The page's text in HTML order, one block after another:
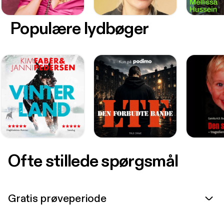
Populære lydbøger
Ofte stillede spørgsmål
Gratis prøveperiode